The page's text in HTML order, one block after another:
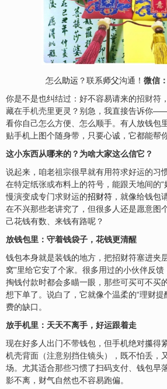
怎么助运 ？联系师父沟通！ 微信
你是不是也纠结过：好不容易请来的招财符
藏在手机壳里更灵？别急，我直接告诉你
看你自己怎么方便、怎么顺手。有人放钱包
贴手机上图个随身带，只要心诚，它都能帮你
这小东西从哪来的？为啥大家这么信它？
说起来，咱老祖宗很早就有用符求好运的习
在特定纸张或布料上的符号，能跟天地间的“
慢演变成专门求财运的招财符 ，就像给钱包
在不兴那些老讲究了，但很多人还是愿意图
己花钱有数、来钱有路呢？
放钱包里：守着钱袋子，花钱更清醒
钱包本身就是装钱的地方，把招财符塞进夹
窝”里给它安了个家。很多用过的小伙伴反
掏钱付款时都会多瞄一眼，那些可买可不买
想下单了。说白了，它就像个温柔的“理财提
费的缺口。
放手机里：天天不离手，好运跟着走
现在好多人出门不带钱包，但手机绝对攥得
机壳背面（注意别挡住镜头），既不怕丢，
场。尤其适合那些习惯了扫码支付、钱包
影不离，财气自然也不容易跑偏。